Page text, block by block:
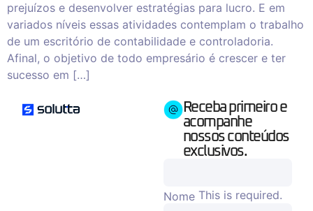
prejuízos e desenvolver estratégias para lucro. E em
variados níveis essas atividades contemplam o trabalho
de um escritório de contabilidade e controladoria.
Afinal, o objetivo de todo empresário é crescer e ter
sucesso em […]
Receba primeiro e
acompanhe
nossos conteúdos
exclusivos.
Nome This is required.